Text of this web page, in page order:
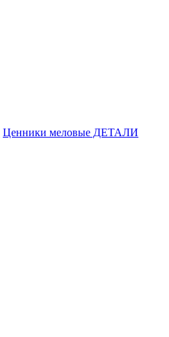
Ценники меловые ДЕТАЛИ